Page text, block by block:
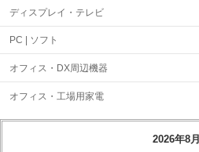
ディスプレイ・テレビ
PC | ソフト
オフィス・DX周辺機器
オフィス・工場用家電
2026年8月